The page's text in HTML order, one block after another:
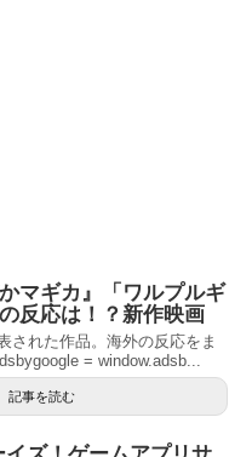
マギカ』「ワルプルギ
反応は！？新作映画
された作品。海外の反応をま
= window.adsb...
記事を読む